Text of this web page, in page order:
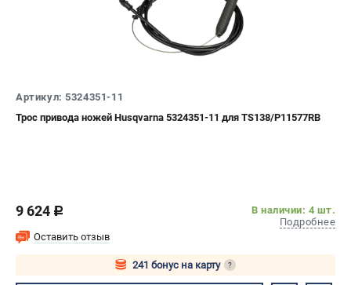
Артикул: 5324351-11
Трос привода ножей Husqvarna 5324351-11 для TS138/P11577RB
9 624 c
В наличии: 4 шт.
Подробнее
Оставить отзыв
241 бонус на карту ?